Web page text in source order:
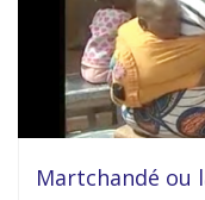
Martchandé ou